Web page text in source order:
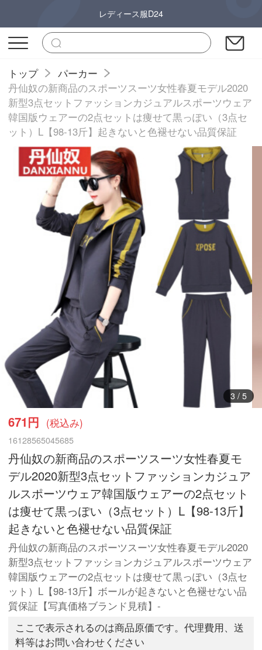
レディース服D24
トップ
パーカー
丹仙奴の新商品のスポーツスーツ女性春夏モデル2020
新型3点セットファッションカジュアルスポーツウェア
韓国版ウェアーの2点セットは痩せて黒っぽい（3点セ
ット）L【98-13斤】起きないと色褪せない品質保証
4/ 5
671円 (税込み)
16128565045685
丹仙奴の新商品のスポーツスーツ女性春夏モ
デル2020新型3点セットファッションカジュア
ルスポーツウェア韓国版ウェアーの2点セット
は痩せて黒っぽい（3点セット）L【98-13斤】
起きないと色褪せない品質保証
丹仙奴の新商品のスポーツスーツ女性春夏モデル2020
新型3点セットファッションカジュアルスポーツウェア
韓国版ウェアーの2点セットは痩せて黒っぽい（3点セ
ット）L【98-13斤】ボールが起きないと色褪せない品
質保証【写真価格ブランド見積】-
ここで表示されるのは商品原価です。代理費用、送
料等はお問い合わせください